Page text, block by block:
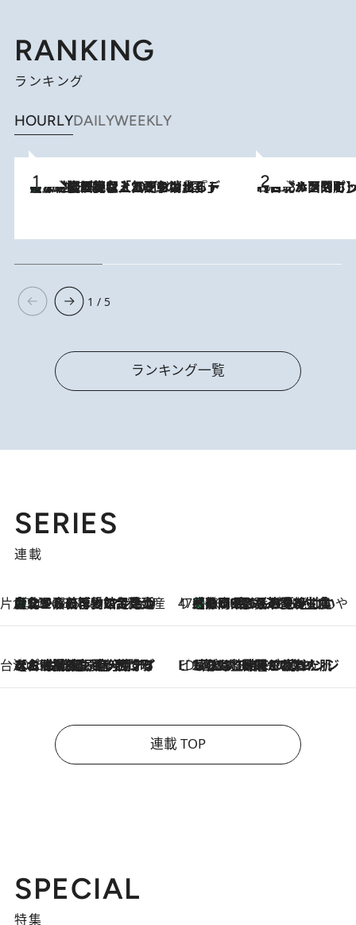
RANKING
ランキング
HOURLYDAILYWEEKLY
2026.8.5
【なぜ吉沢亮は「気配を消せる」のか？】興行収入208億の『国宝』を経て挑むミュージカル『ディア・エヴァン・ハンセン』。トップ俳優が舞台上でさらけ出した“孤独”とは 2026.8.4
【台北・西門町】台湾旅行で行くべきグルメスポット7選《濃厚ルーローハンやもっちり粽、サクふわドーナツも》
1 / 5
ランキング一覧
SERIES
連載
片倉真理のときめく台湾土産
2026.8.5
台北からちょっと足を延ばして嘉義へ！ マジョリカタイルの博物館で見つけたレトロ可愛い台湾土産 47都道府県の手みやげ ひんやりスイーツで夏を満喫
2026.8.5
【静岡県】この夏絶対食べたい 冷やしておいしいおやつ3選 お茶香る生食感のふるふるゼリー
台湾ぶらぶら食べ歩き
2026.8.4
【台湾夏旅】買い物するなら“台湾の原宿”西門町へ！ お土産も自分用アイテムも揃うショッピングスポット8選 ビューティいいもの集め EDITORS' BEST
2026.8.3
“落とす”時間が“癒やし”に。THREEのクレンジングは、酷暑で疲れた肌も心も整えてくれる！
連載 TOP
SPECIAL
特集